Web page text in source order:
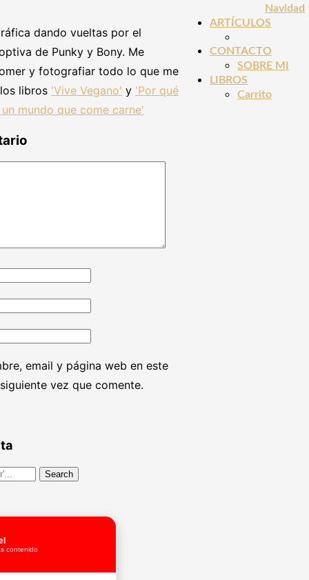
dando vueltas por el
de Punky y Bony. Me
y fotografiar todo lo que me
libros 'Vive Vegano' y 'Por qué
mundo que come carne'
email y página web en este
vez que comente.
contenido
Navidad
ARTÍCULOS
CONTACTO
SOBRE MI
LIBROS
Carrito